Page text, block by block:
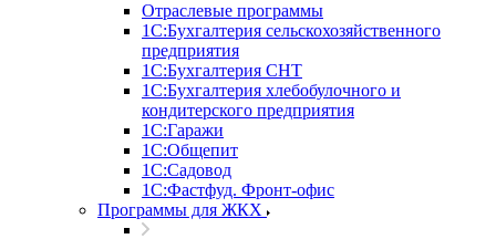
Отраслевые программы
1С:Бухгалтерия сельскохозяйственного
предприятия
1С:Бухгалтерия СНТ
1С:Бухгалтерия хлебобулочного и
кондитерского предприятия
1С:Гаражи
1С:Общепит
1С:Садовод
1С:Фастфуд. Фронт-офис
Программы для ЖКХ